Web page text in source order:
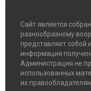
Сайт является
разнообразному
представляет собой
информация
Администрация не
использованных
их